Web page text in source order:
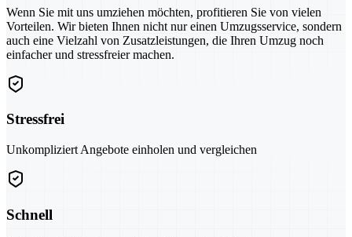
Wenn Sie mit uns umziehen möchten, profitieren Sie von vielen
Vorteilen. Wir bieten Ihnen nicht nur einen Umzugsservice, sondern
auch eine Vielzahl von Zusatzleistungen, die Ihren Umzug noch
einfacher und stressfreier machen.
Stressfrei
Unkompliziert Angebote einholen und vergleichen
Schnell